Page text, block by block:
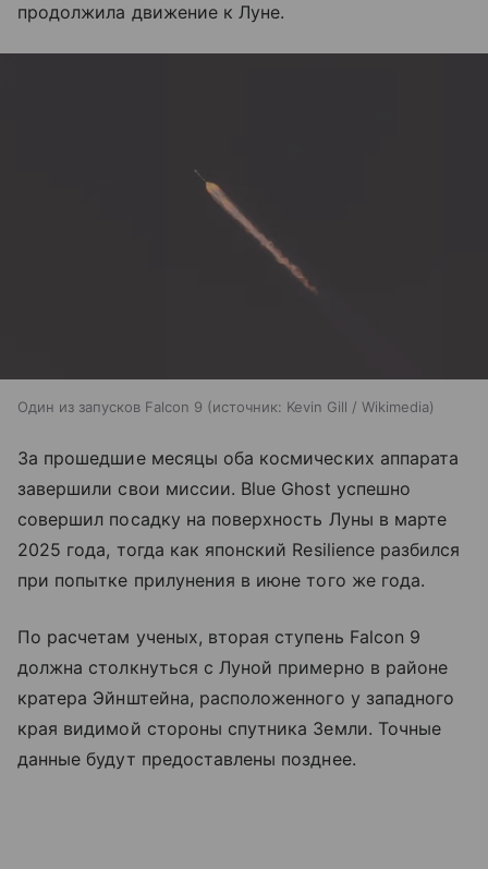
продолжила движение к Луне.
Один из запусков Falcon 9 источник: Kevin Gill / Wikimedia
За прошедшие месяцы оба космических аппарата
завершили свои миссии. Blue Ghost успешно
совершил посадку на поверхность Луны в марте
2025 года, тогда как японский Resilience разбился
при попытке прилунения в июне того же года.
По расчетам ученых, вторая ступень Falcon 9
должна столкнуться с Луной примерно в районе
кратера Эйнштейна, расположенного у западного
края видимой стороны спутника Земли. Точные
данные будут предоставлены позднее.